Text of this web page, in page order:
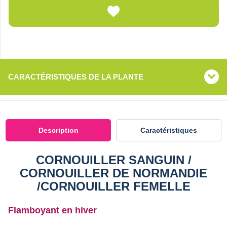
CARACTÉRISTIQUES DE LA PLANTE
Description Caractéristiques
CORNOUILLER SANGUIN /
CORNOUILLER DE NORMANDIE
/CORNOUILLER FEMELLE
Flamboyant en hiver